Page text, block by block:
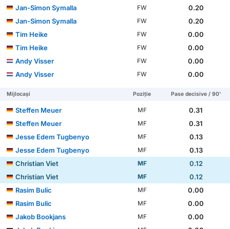
Jan-Simon Symalla
FW
0.20
Jan-Simon Symalla
FW
0.20
Tim Heike
FW
0.00
Tim Heike
FW
0.00
Andy Visser
FW
0.00
Andy Visser
FW 0.00
Mijlocași Poziție Pase decisive / 90'
Steffen Meuer MF
0.31
Steffen Meuer
MF
0.31
Jesse Edem Tugbenyo
MF
0.13
Jesse Edem Tugbenyo
MF
0.13
Christian Viet
MF
0.12
Christian Viet
MF
0.12
Rasim Bulic
MF
0.00
Rasim Bulic
MF
0.00
Jakob Bookjans
MF
0.00